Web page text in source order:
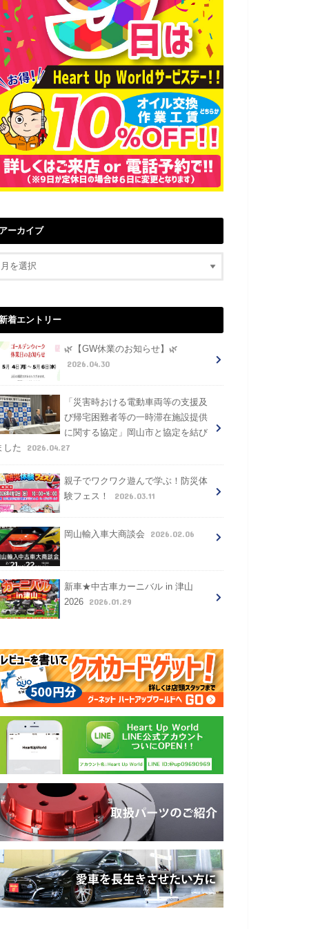
アーカイブ
着エントリー
🌿【GW休業のお知らせ】🌿
2026.04.30
「災害時おける電動車両等の支援及
び帰宅困難者等の一時滞在施設提供
に関する協定」岡山市と協定を結び
した
2026.04.27
親子でワクワク遊んで学ぶ！防災体
験フェス！
2026.03.11
岡山輸入車大商談会 2026.02.06
新車★中古車カーニバル in 津山
2026
2026.01.29